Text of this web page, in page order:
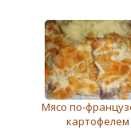
Мясо по-
картофелем